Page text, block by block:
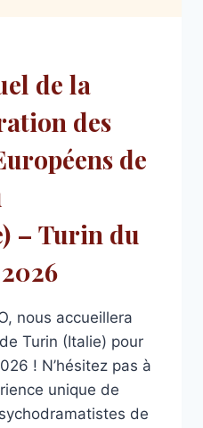
de la
des
de
– Turin du
nous accueillera
Turin (Italie) pour
! N’hésitez pas à
unique de
de